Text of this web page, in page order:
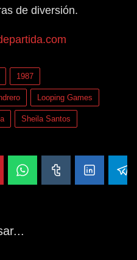
de diversión.
1987
Looping Games
Sheila Santos